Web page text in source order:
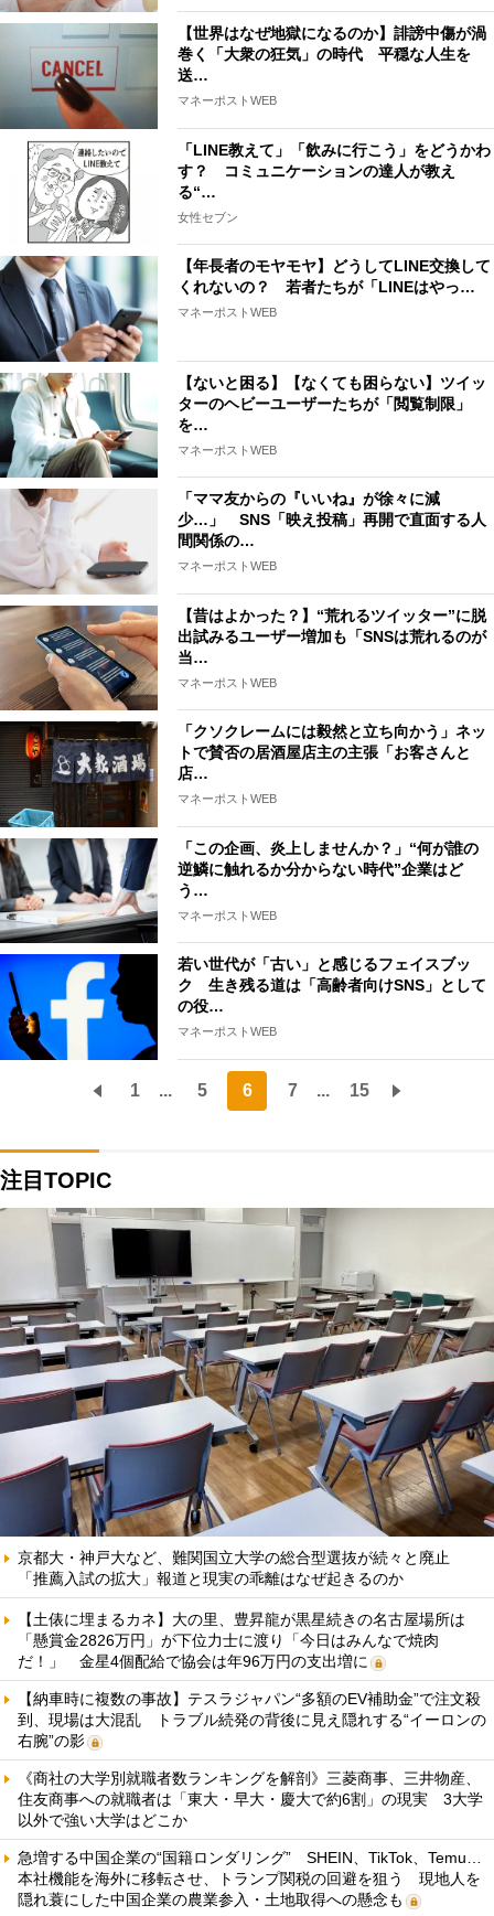
【世界はなぜ地獄になるのか】誹謗中傷が渦
巻く「大衆の狂気」の時代 平穏な人生を
送…
マネーポストWEB
「LINE教えて」「飲みに行こう」をどうかわ
す？ コミュニケーションの達人が教え
る“…
女性セブン
【年長者のモヤモヤ】どうしてLINE交換して
くれないの？ 若者たちが「LINEはやっ…
マネーポストWEB
【ないと困る】【なくても困らない】ツイッ
ターのヘビーユーザーたちが「閲覧制限」
を…
マネーポストWEB
「ママ友からの『いいね』が徐々に減
少…」 SNS「映え投稿」再開で直面する人
間関係の…
マネーポストWEB
【昔はよかった？】“荒れるツイッター”に脱
出試みるユーザー増加も「SNSは荒れるのが
当…
マネーポストWEB
「クソクレームには毅然と立ち向かう」ネッ
トで賛否の居酒屋店主の主張「お客さんと
店…
マネーポストWEB
「この企画、炎上しませんか？」“何が誰の
逆鱗に触れるか分からない時代”企業はど
う…
マネーポストWEB
若い世代が「古い」と感じるフェイスブッ
ク 生き残る道は「高齢者向けSNS」として
の役…
マネーポストWEB
1 ... 5 6 7 ... 15
注目TOPIC
京都大・神戸大など、難関国立大学の総合型選抜が続々と廃止
「推薦入試の拡大」報道と現実の乖離はなぜ起きるのか
【土俵に埋まるカネ】大の里、豊昇龍が黒星続きの名古屋場所は
「懸賞金2826万円」が下位力士に渡り「今日はみんなで焼肉
だ！」 金星4個配給で協会は年96万円の支出増に
【納車時に複数の事故】テスラジャパン“多額のEV補助金”で注文殺
到、現場は大混乱 トラブル続発の背後に見え隠れする“イーロンの
右腕”の影
《商社の大学別就職者数ランキングを解剖》三菱商事、三井物産、
住友商事への就職者は「東大・早大・慶大で約6割」の現実 3大学
以外で強い大学はどこか
急増する中国企業の“国籍ロンダリング” SHEIN、TikTok、Temu…
本社機能を海外に移転させ、トランプ関税の回避を狙う 現地人を
隠れ蓑にした中国企業の農業参入・土地取得への懸念も